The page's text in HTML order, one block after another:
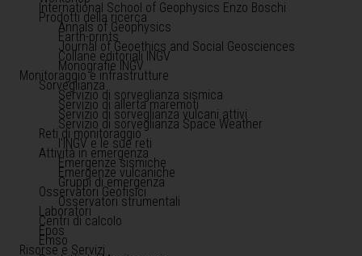
International School of Geophysics Enzo Boschi
Prodotti della ricerca
Annals of Geophysics
Earth-prints
Journal of Geoethics and Social Geosciences
Collane editoriali INGV
Monografie INGV
Monitoraggio e infrastrutture
Sorveglianza
Servizio di sorveglianza sismica
Servizio di allerta maremoti
Servizio di sorveglianza vulcani attivi
Servizio di sorveglianza Space Weather
Reti di monitoraggio
l'INGV e le sue reti
Attività in emergenza
Emergenze sismiche
Emergenze vulcaniche
Gruppi di emergenza
Osservatori Geofisici
Osservatori strumentali
Laboratori
Centri di calcolo
Epos
Emso
Risorse e Servizi